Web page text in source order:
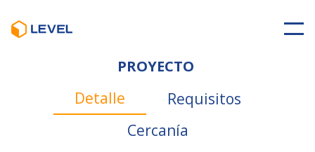
PROYECTO
Detalle
Requisitos
Cercanía